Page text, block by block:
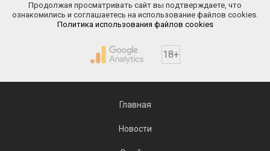
Продолжая просматривать сайт вы подтверждаете, что
ознакомились и соглашаетесь на использование файлов cookies.
Политика использования файлов cookies
18+
Главная
Новости